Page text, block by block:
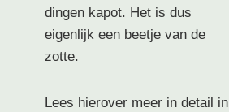
dingen kapot. Het is dus
eigenlijk een beetje van de
zotte.
Lees hierover meer in detail in